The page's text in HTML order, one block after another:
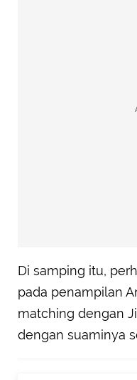
Di samping itu,
pada penampilan
matching dengan
dengan suaminya